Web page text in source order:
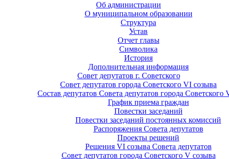
Об администрации
О муниципальном образовании
Структура
Устав
Отчет главы
Символика
История
Дополнительная информация
Совет депутатов г. Советского
Совет депутатов города Советского VI созыва
Состав депутатов Совета депутатов города Советского
График приема граждан
Повестки заседаний
Повестки заседаний постоянных комиссий
Распоряжения Совета депутатов
Проекты решений
Решения VI созыва Совета депутатов
Совет депутатов города Советского V созыва